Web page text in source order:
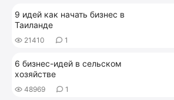
9 идей как начать бизнес в
Таиланде
21410 1
6 бизнес-идей в сельском
хозяйстве
48969 1